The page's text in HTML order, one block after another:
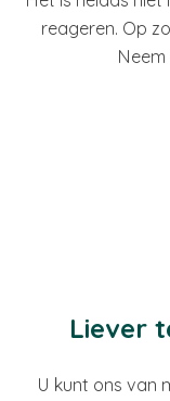
reageren. Op
Liever
U kunt ons van